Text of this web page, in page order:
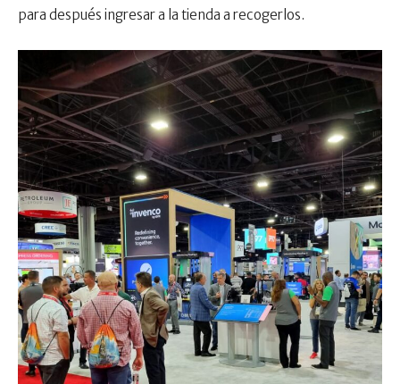
para después ingresar a la tienda a recogerlos.